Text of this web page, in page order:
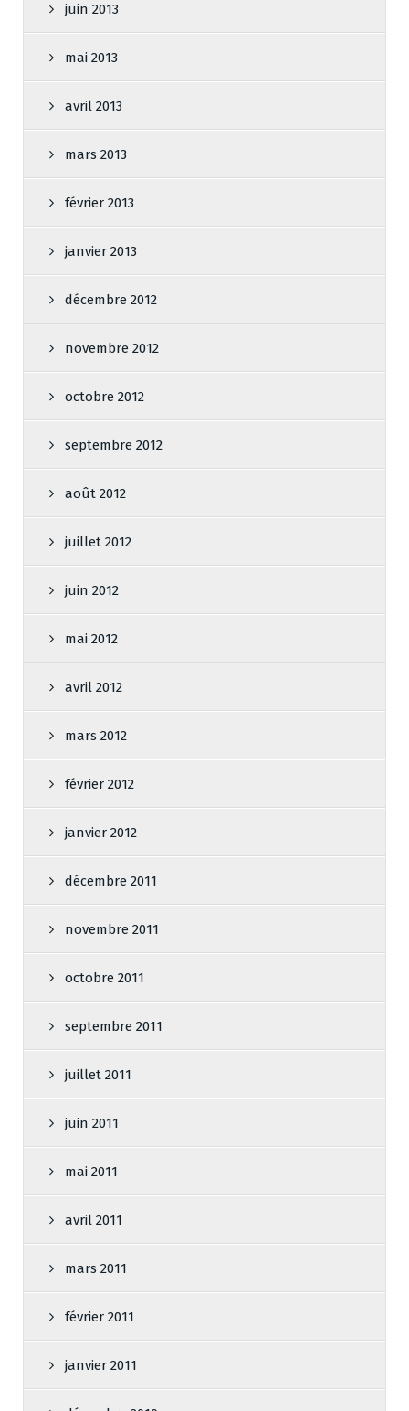
juin 2013
mai 2013
avril 2013
mars 2013
février 2013
janvier 2013
décembre 2012
novembre 2012
octobre 2012
septembre 2012
août 2012
juillet 2012
juin 2012
mai 2012
avril 2012
mars 2012
février 2012
janvier 2012
décembre 2011
novembre 2011
octobre 2011
septembre 2011
juillet 2011
juin 2011
mai 2011
avril 2011
mars 2011
février 2011
janvier 2011